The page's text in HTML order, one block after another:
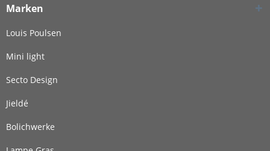
Marken
Louis Poulsen
Mini light
Secto Design
Jieldé
Bolichwerke